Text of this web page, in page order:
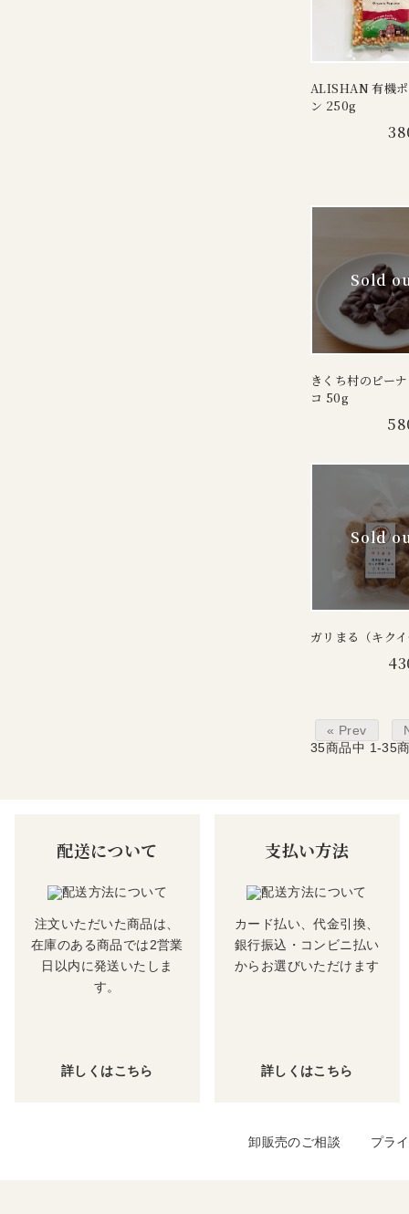
ALISHAN 有機
ン 250g
きくち村のピー
コ 50g
ガリまる（キク
« Prev
35商品中 1-35
配送について
注文いただいた商品は、
在庫のある商品では2営業
日以内に発送いたしま
す。
詳しくはこちら
支払い方法
カード払い、代金引換、
銀行振込・コンビニ払い
からお選びいただけます
詳しくはこちら
卸販売のご相談 プラ